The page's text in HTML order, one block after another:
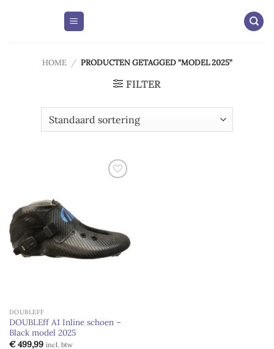
HOME / PRODUCTEN GETAGGED “MODEL 2025”
FILTER
DOUBLEFF
DOUBLEff A1 Inline schoen –
Black model 2025
€499,99 incl. btw